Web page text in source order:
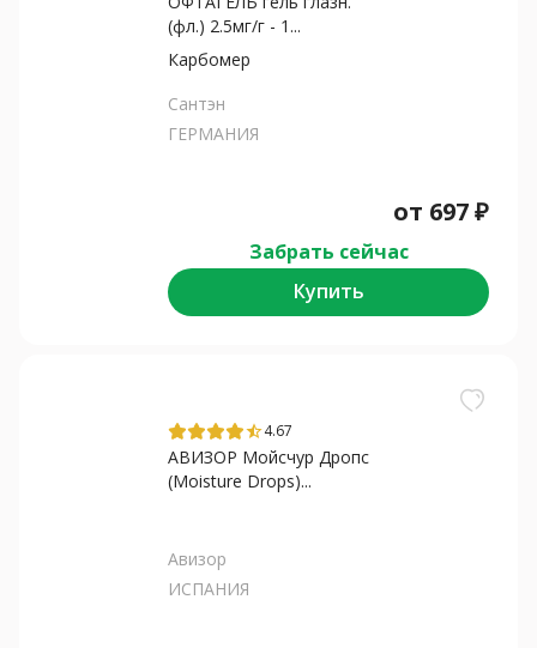
(фл.) 2.5мг/г - 1...
Карбомер
Сантэн
ГЕРМАНИЯ
от 697₽
Забрать сейчас
Купить
star_half4.67
АВИЗОР Мойсчур Дропс
(Moisture Drops)...
Авизор
ИСПАНИЯ